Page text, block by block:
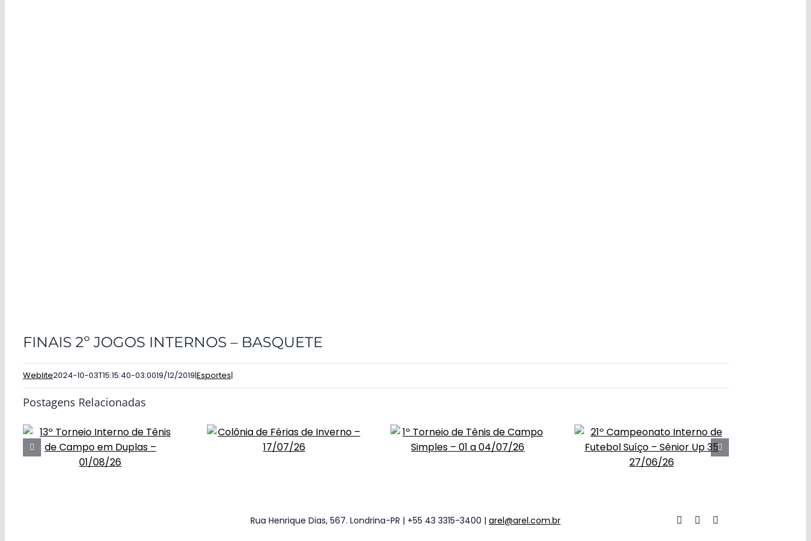
FINAIS 2º JOGOS INTERNOS – BASQUETE
Weblite2024-10-03T15:15:40-03:0019/12/2019|Esportes|
Postagens Relacionadas
Rua Henrique Dias, 567. Londrina-PR | +55 43 3315-3400 | arel@arel.com.br